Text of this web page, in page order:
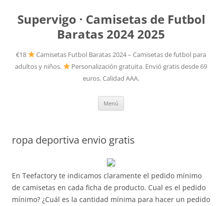
Supervigo · Camisetas de Futbol
Baratas 2024 2025
€18
Camisetas Futbol Baratas 2024 – Camisetas de futbol para
adultos y niños.
Personalización gratuita. Envió gratis desde 69
euros. Calidad AAA.
Menú
ropa deportiva envio gratis
En Teefactory te indicamos claramente el pedido mínimo
de camisetas en cada ficha de producto. Cual es el pedido
mínimo? ¿Cuál es la cantidad mínima para hacer un pedido